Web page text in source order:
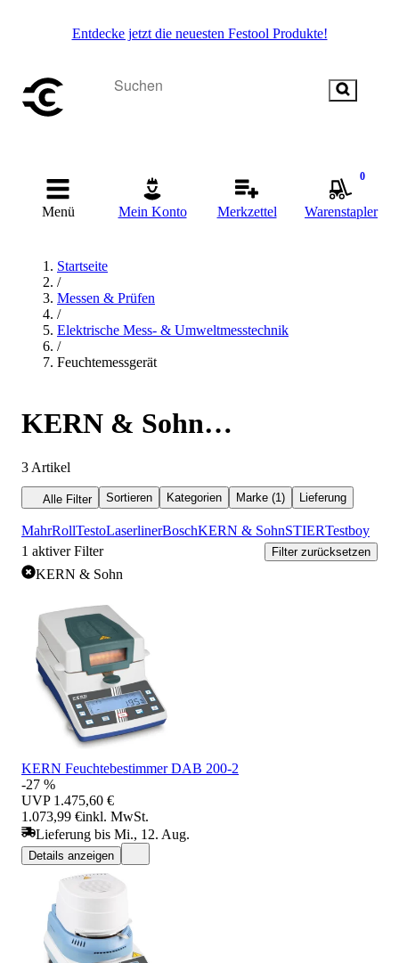
Entdecke jetzt die neuesten Festool Produkte!
Menü Mein Konto Merkzettel
0
Warenstapler
Startseite
/
Messen & Prüfen
/
Elektrische Mess- & Umweltmesstechnik
/
Feuchtemessgerät
KERN & Sohn
Feuchtemessgerät
3 Artikel
Alle Filter Sortieren Kategorien Marke (1) Lieferung
MahrRollTestoLaserlinerBoschKERN & SohnSTIERTestboy
1 aktiver Filter Filter zurücksetzen
KERN & Sohn
KERN Feuchtebestimmer DAB 200-2
-27 %
UVP 1.475,60 €
1.073,99 €inkl. MwSt.
Lieferung bis Mi., 12. Aug.
Details anzeigen